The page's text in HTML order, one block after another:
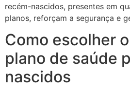
recém-nascidos, presentes em
planos, reforçam a segurança e
Como escolher
plano de saúde
nascidos